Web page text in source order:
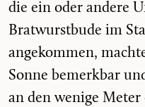
die ein oder andere
Bratwurstbude im
angekommen,
Sonne bemerkbar
an den wenige